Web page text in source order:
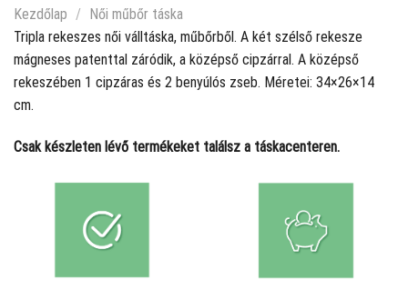
Kezdőlap /
Női műbőr táska
Tripla rekeszes női válltáska, műbőrből. A két szélső rekesze
mágneses patenttal záródik, a középső cipzárral. A középső
rekeszében 1 cipzáras és 2 benyúlós zseb. Méretei: 34×26×14
cm.
Csak készleten lévő termékeket találsz a táskacenteren.